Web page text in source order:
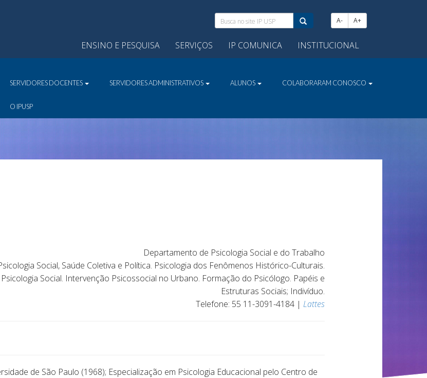
Busca
no
site
IP
A- A+
ENSINO E PESQUISA SERVIÇOS IP COMUNICA INSTITUCIONAL
SERVIDORES DOCENTES SERVIDORES ADMINISTRATIVOS ALUNOS COLABORARAM CONOSCO
O IPUSP
Departamento de Psicologia Social e do Trabalho
Social, Saúde Coletiva e Política. Psicologia dos Fenômenos Histórico-Culturais.
Social. Intervenção Psicossocial no Urbano. Formação do Psicólogo. Papéis e
Estruturas Sociais; Indivíduo.
Telefone: 55 11-3091-4184 | Lattes
de São Paulo (1968); Especialização em Psicologia Educacional pelo Centro de